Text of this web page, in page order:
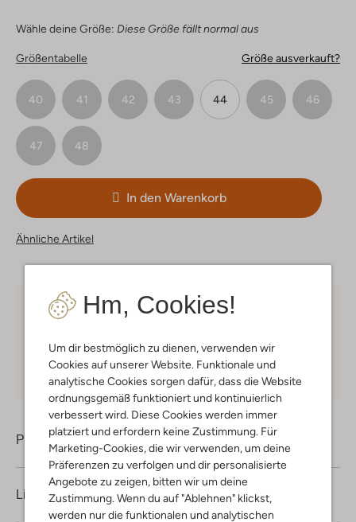
Hm, Cookies!
Um dir bestmöglich zu dienen, verwenden wir
Cookies auf unserer Website. Funktionale und
analytische Cookies sorgen dafür, dass die Website
ordnungsgemäß funktioniert und kontinuierlich
verbessert wird. Diese Cookies werden immer
platziert und erfordern keine Zustimmung. Für
Marketing-Cookies, die wir verwenden, um deine
Präferenzen zu verfolgen und dir personalisierte
Angebote zu zeigen, bitten wir um deine
Zustimmung. Wenn du auf "Ablehnen" klickst,
werden nur die funktionalen und analytischen
Wähle deine Größe: Diese Größe fällt normal aus
Größentabelle Größe ausverkauft?
40 41 42 43 44 45 46
47 48
In den Warenkorb
Ähnliche Artikel
Kostenloser Versandab € 75 für Club-Omoda
Kauf auf Rechnung 30 TagenRückgaberecht
Produktinformation
Lieferung & Rückgabe